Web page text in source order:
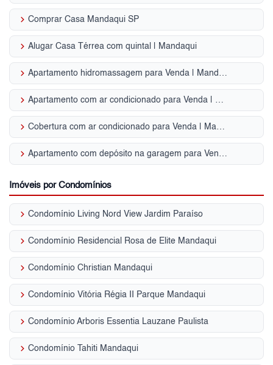
keyboard_arrow_right Comprar Casa Mandaqui SP
keyboard_arrow_right Alugar Casa Térrea com quintal | Mandaqui
keyboard_arrow_right Apartamento hidromassagem para Venda | Mandaqui
keyboard_arrow_right Apartamento com ar condicionado para Venda | Mandaqui
keyboard_arrow_right Cobertura com ar condicionado para Venda | Mandaqui
keyboard_arrow_right Apartamento com depósito na garagem para Venda | Mandaqui
Imóveis por Condomínios
keyboard_arrow_right Condomínio Living Nord View Jardim Paraíso
keyboard_arrow_right Condomínio Residencial Rosa de Elite Mandaqui
keyboard_arrow_right Condomínio Christian Mandaqui
keyboard_arrow_right Condomínio Vitória Régia II Parque Mandaqui
keyboard_arrow_right Condomínio Arboris Essentia Lauzane Paulista
keyboard_arrow_right Condomínio Tahiti Mandaqui